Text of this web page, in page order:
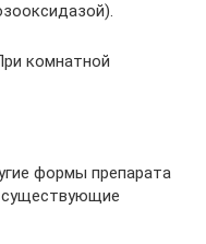
комнатной
формы препарата
существующие